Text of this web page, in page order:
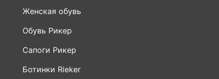
Женская обувь
Обувь Рикер
Сапоги Рикер
Ботинки Rieker